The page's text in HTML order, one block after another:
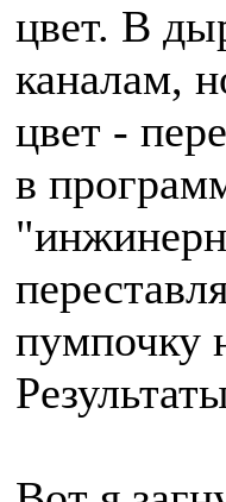
цвет. В
каналам,
цвет -
в
пумпочку